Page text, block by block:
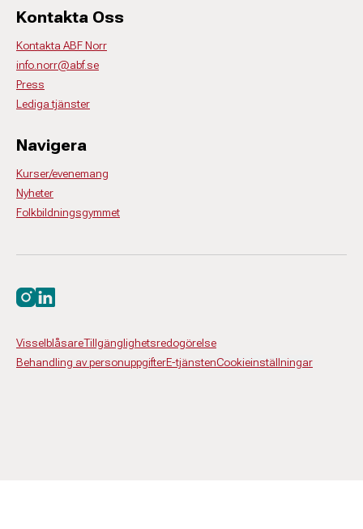
Kontakta Oss
Kontakta ABF Norr
info.norr@abf.se
Press
Lediga tjänster
Navigera
Kurser/evenemang
Nyheter
Folkbildningsgymmet
VisselblåsareTillgänglighetsredogörelse
Behandling av personuppgifterE-tjänstenCookieinställningar
Besök oss på instagram
Besök oss på linkedin